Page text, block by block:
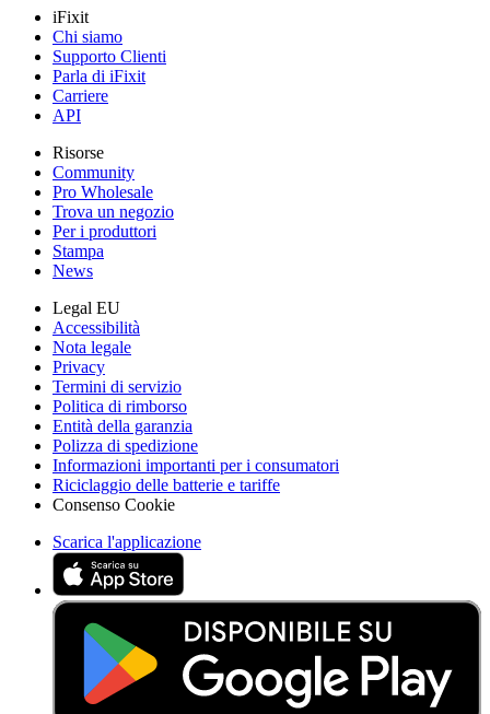
iFixit
Chi siamo
Supporto Clienti
Parla di iFixit
Carriere
API
Risorse
Community
Pro Wholesale
Trova un negozio
Per i produttori
Stampa
News
Legal EU
Accessibilità
Nota legale
Privacy
Termini di servizio
Politica di rimborso
Entità della garanzia
Polizza di spedizione
Informazioni importanti per i consumatori
Riciclaggio delle batterie e tariffe
Consenso Cookie
Scarica l'applicazione